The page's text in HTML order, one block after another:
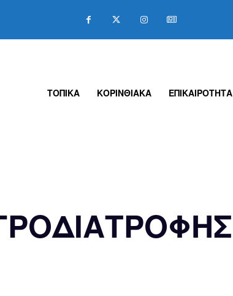
ΤΟΠΙΚΑ ΚΟΡΙΝΘΙΑΚΑ ΕΠΙΚΑΙΡΟΤΗΤΑ